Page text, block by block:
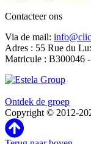
Contacteer ons
Via de mail:
Adres : 55 Rue du
Matricule : B300046
Ontdek de groep
Copyright © 2012-